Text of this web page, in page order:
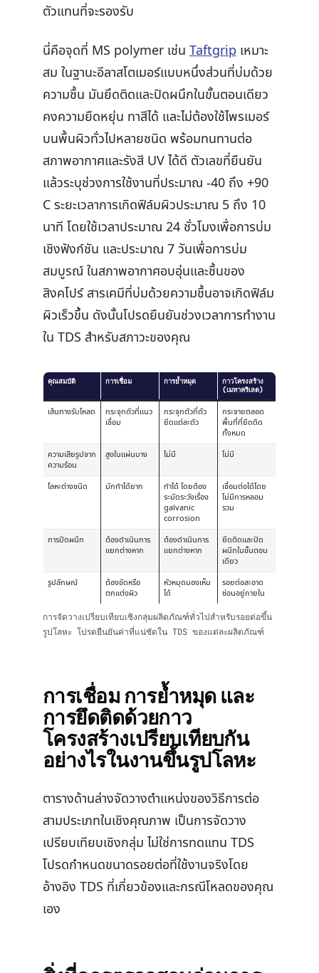
ตัวแทนที่จะรองรับ
นี่คือจุดที่ MS polymer เช่น Taftgrip เหมาะ
สม ในฐานะอีลาสโตเมอร์แบบหนึ่งส่วนที่บ่มด้วย
ความชื้น มันยึดติดและปิดผนึกในขั้นตอนเดียว
คงความยืดหยุ่น ทาสีได้ และไม่ต้องใช้ไพรเมอร์
บนพื้นผิวทั่วไปหลายชนิด พร้อมทนทานต่อ
สภาพอากาศและรังสี UV ได้ดี ตัวเลขที่ยืนยัน
แล้วระบุช่วงการใช้งานที่ประมาณ -40 ถึง +90
C ระยะเวลาการเกิดฟิล์มผิวประมาณ 5 ถึง 10
นาที โดยใช้เวลาประมาณ 24 ชั่วโมงเพื่อการบ่ม
เชิงฟังก์ชัน และประมาณ 7 วันเพื่อการบ่ม
สมบูรณ์ ในสภาพอากาศอบอุ่นและชื้นของ
สิงคโปร์ สารเคมีที่บ่มด้วยความชื้นอาจเกิดฟิล์ม
ผิวเร็วขึ้น ดังนั้นโปรดยืนยันช่วงเวลาการทำงาน
ใน TDS สำหรับสภาวะของคุณ
คุณสมบัติ การเชื่อม การย้ำหมุด
กาวโครงสร้าง
(เมทาคริเลต)
เส้นทางรับโหลด
กระจุกตัวที่แนว
เชื่อม
กระจุกตัวที่ตัว
ยึดแต่ละตัว
กระจายตลอด
พื้นที่ที่ยึดติด
ทั้งหมด
ความเสียรูปจาก
ความร้อน
สูงในแผ่นบาง ไม่มี ไม่มี
โลหะต่างชนิด มักทำได้ยาก
ทำได้ โดยต้อง
ระมัดระวังเรื่อง
galvanic
corrosion
เชื่อมต่อได้โดย
ไม่มีการหลอม
รวม
การปิดผนึก
ต้องดำเนินการ
แยกต่างหาก
ต้องดำเนินการ
แยกต่างหาก
ยึดติดและปิด
ผนึกในขั้นตอน
เดียว
รูปลักษณ์
ต้องขัดหรือ
ตกแต่งผิว
หัวหมุดมองเห็น
ได้
รอยต่อสะอาด
ซ่อนอยู่ภายใน
การจัดวางเปรียบเทียบเชิงกลุ่มผลิตภัณฑ์ทั่วไปสำหรับรอยต่อขึ้น
รูปโลหะ โปรดยืนยันค่าที่แน่ชัดใน TDS ของแต่ละผลิตภัณฑ์
การเชื่อม การย้ำหมุด และ
การยึดติดด้วยกาว
โครงสร้างเปรียบเทียบกัน
อย่างไรในงานขึ้นรูปโลหะ
ตารางด้านล่างจัดวางตำแหน่งของวิธีการต่อ
สามประเภทในเชิงคุณภาพ เป็นการจัดวาง
เปรียบเทียบเชิงกลุ่ม ไม่ใช่การทดแทน TDS
โปรดกำหนดขนาดรอยต่อที่ใช้งานจริงโดย
อ้างอิง TDS ที่เกี่ยวข้องและกรณีโหลดของคุณ
เอง